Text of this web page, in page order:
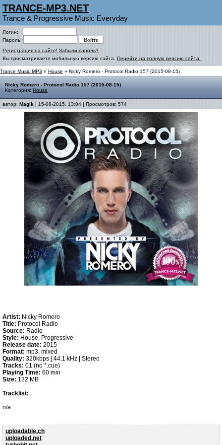
TRANCE-MP3.NET
Trance & Progressive Music Everyday
Логин:
Пароль:
Регистрация на сайте! Забыли пароль?
Вы просматриваете мобильную версию сайта. Перейти на полную версию сайта.
Trance Music MP3 » House » Nicky Romero - Protocol Radio 157 (2015-08-15)
Nicky Romero - Protocol Radio 157 (2015-08-15)
Категория: House
автор: Magik | 15-08-2015, 13:04 | Просмотров: 574
Artist: Nicky Romero
Title: Protocol Radio
Source: Radio
Style: House, Progressive
Release date: 2015
Format: mp3, mixed
Quality: 320kbps | 44.1 kHz | Stereo
Tracks: 01 (no *.cue)
Playing Time: 60 min
Size: 132 MB
Tracklist:
n/a
uploadable.ch
uploaded.net